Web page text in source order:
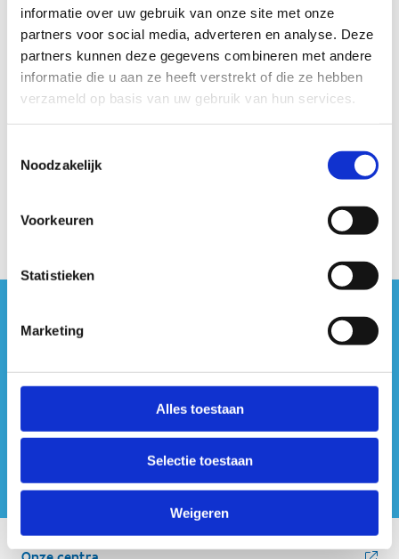
informatie over uw gebruik van onze site met onze
partners voor social media, adverteren en analyse. Deze
partners kunnen deze gegevens combineren met andere
informatie die u aan ze heeft verstrekt of die ze hebben
verzameld op basis van uw gebruik van hun services.
Noodzakelijk
Voorkeuren
Statistieken
Marketing
Alles toestaan
Selectie toestaan
Weigeren
Vind een cyclotocht
Wieler- en graveltochten
#sportersbelevenmeer
ook op sociale media